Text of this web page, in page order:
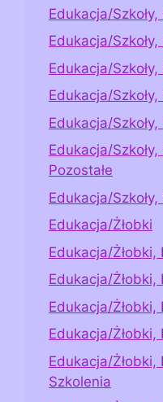
Edukacja/
Edukacja/
Edukacja/Szkoły,
Edukacja/
Edukacja/
Edukacja/
Pozostałe
Edukacja/
Edukacja/Żłobki
Edukacja/Żłobki,
Edukacja/Żłobki,
Edukacja/Żłobki,
Edukacja/Żłobki,
Edukacja/Żłobki,
Szkolenia